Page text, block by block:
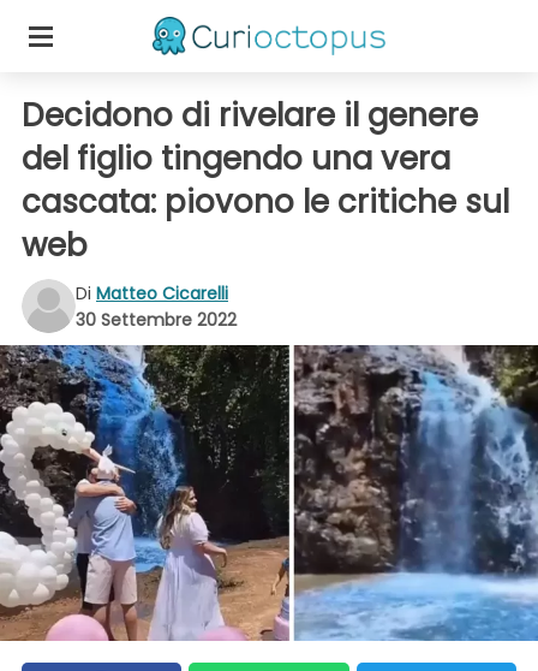
Decidono di rivelare il genere
del figlio tingendo una vera
cascata: piovono le critiche sul
web
Di Matteo Cicarelli
30 Settembre 2022